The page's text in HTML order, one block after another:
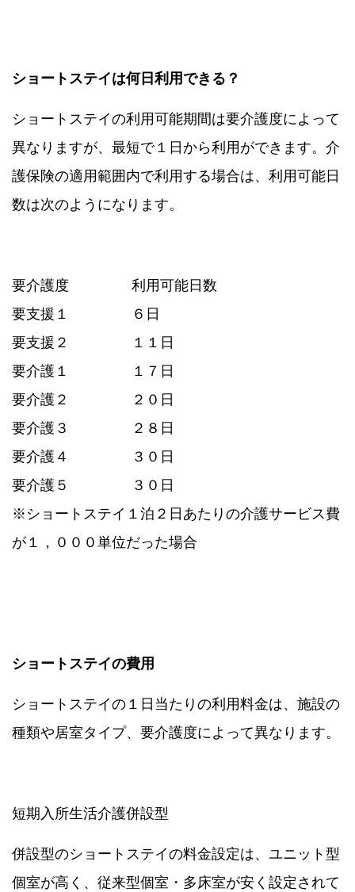
ショートステイは何日利用できる？
ショートステイの利用可能期間は要介護度によって
異なりますが、最短で１日から利用ができます。介
護保険の適用範囲内で利用する場合は、利用可能日
数は次のようになります。
要介護度
利用可能日数
要支援１
６日
要支援２
１１日
要介護１
１７日
要介護２
２０日
要介護３
２８日
要介護４
３０日
要介護５
３０日
※ショートステイ１泊２日あたりの介護サービス費
が１，０００単位だった場合
ショートステイの費用
ショートステイの１日当たりの利用料金は、施設の
種類や居室タイプ、要介護度によって異なります。
短期入所生活介護併設型
併設型のショートステイの料金設定は、ユニット型
個室が高く、従来型個室・多床室が安く設定されて